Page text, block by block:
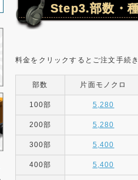
Step3.部数・
料金をクリックするとご注文手続
部数 片面モノクロ
100部 5,280
200部 5,280
300部 5,400
400部 5,400